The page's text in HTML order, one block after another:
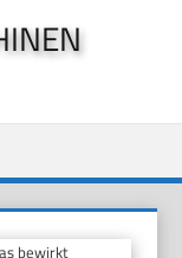
bewirkt